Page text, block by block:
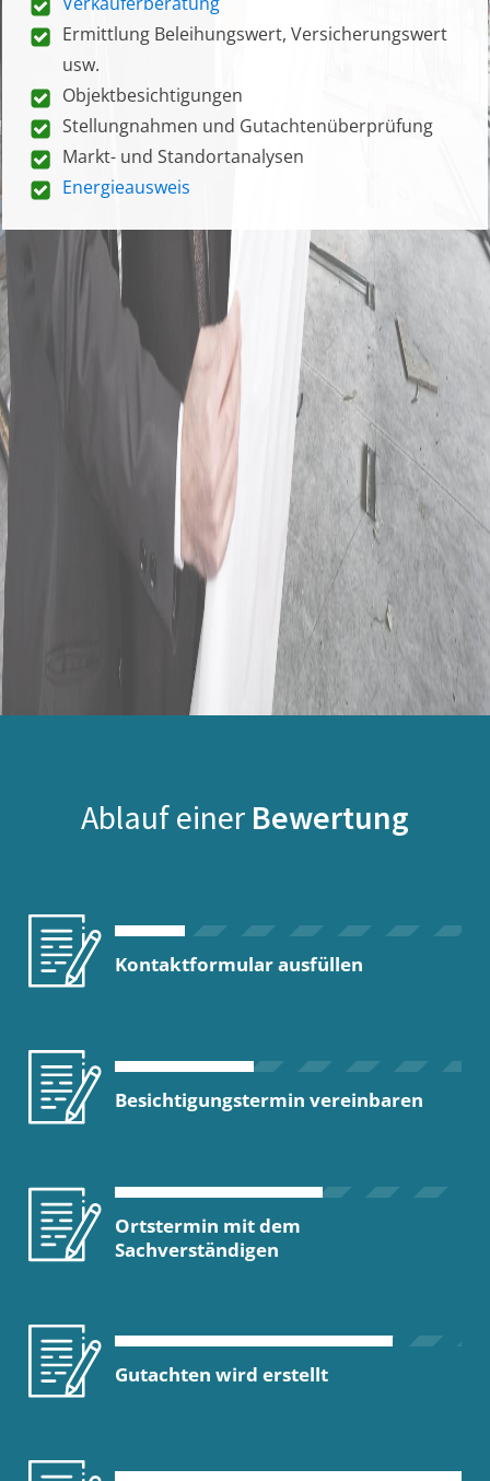
Ermittlung Beleihungswert, Versicherungswert
usw.
Objektbesichtigungen
Stellungnahmen und Gutachtenüberprüfung
Markt- und Standortanalysen
Energieausweis
Ablauf einer Bewertung
Kontaktformular ausfüllen
Besichtigungstermin vereinbaren
Ortstermin mit dem
Sachverständigen
Gutachten wird erstellt